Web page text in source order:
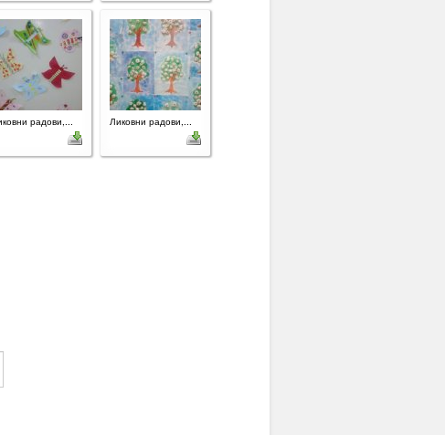
радови,... Ликовни радови,...